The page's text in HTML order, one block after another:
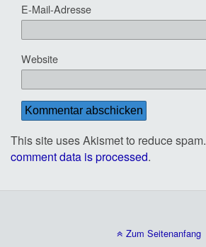
E-Mail-Adresse
Website
This site uses Akismet to reduce spam.
comment data is processed.
Zum Seitenanfang